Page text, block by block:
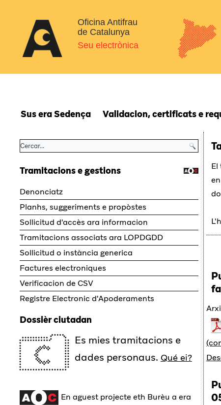
Oficina Antifrau
de Catalunya
Seu electrònica
Sus era Sedença Validacion, certificats e
Tramitacions e gestions
Denonciatz
Planhs, suggeriments e propòstes
Sollicitud d'accès ara informacion
Tramitacions associats ara LOPDGDD
Sollicitud o instància generica
Factures electroniques
Verificacion de CSV
Registre Electronic d'Apoderaments
Dossièr ciutadan
Es mies tramitacions e
dades personaus. Qué ei?
En aguest projecte eth Burèu a era
El